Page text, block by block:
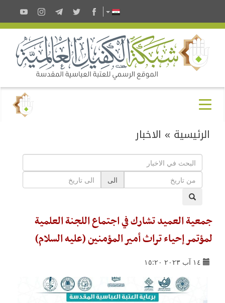
الرئيسية » الاخبار
الى
جمعية العميد تشارك في اجتماع اللجنة العلمية
لمؤتمر إحياء تراث أمير المؤمنين (عليه السلام)
١٤ آب ٢٠٢٣ ١٥:٢٠